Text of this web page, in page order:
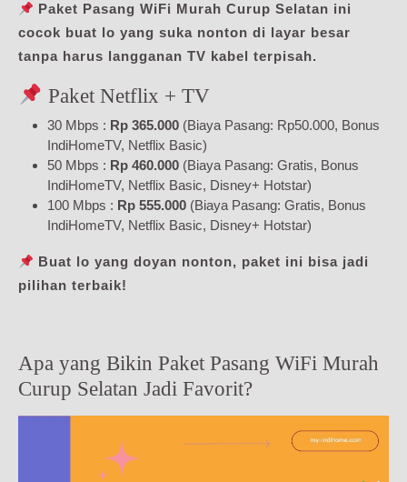
Paket Pasang WiFi Murah Curup Selatan ini
cocok buat lo yang suka nonton di layar besar
tanpa harus langganan TV kabel terpisah.
Paket Netflix + TV
30 Mbps : Rp 365.000 (Biaya Pasang: Rp50.000, Bonus
IndiHomeTV, Netflix Basic)
50 Mbps : Rp 460.000 (Biaya Pasang: Gratis, Bonus
IndiHomeTV, Netflix Basic, Disney+ Hotstar)
100 Mbps : Rp 555.000 (Biaya Pasang: Gratis, Bonus
IndiHomeTV, Netflix Basic, Disney+ Hotstar)
Buat lo yang doyan nonton, paket ini bisa jadi
pilihan terbaik!
Apa yang Bikin Paket Pasang WiFi Murah
Curup Selatan Jadi Favorit?